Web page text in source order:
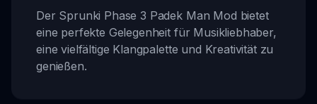
Der Sprunki Phase 3 Padek Man Mod bietet
eine perfekte Gelegenheit für Musikliebhaber,
eine vielfältige Klangpalette und Kreativität zu
genießen.